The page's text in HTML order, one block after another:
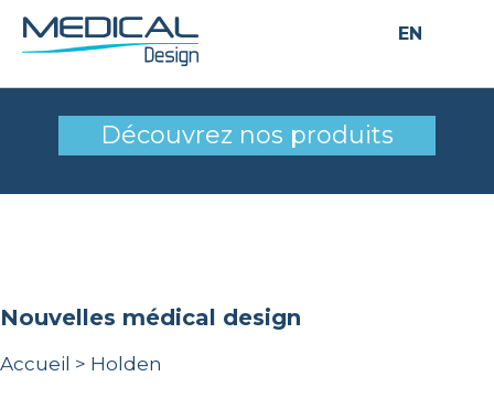
EN
Holden
Découvrez nos produits
nouvelles médical design
Accueil > Holden